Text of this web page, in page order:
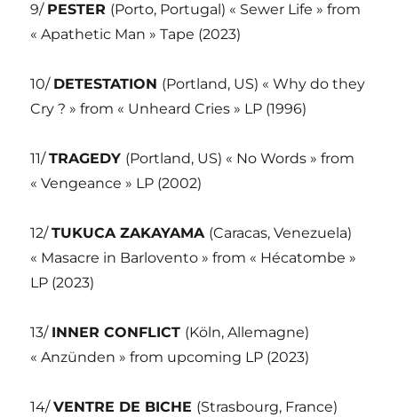
9/ PESTER (Porto, Portugal) « Sewer Life » from
« Apathetic Man » Tape (2023)
10/ DETESTATION (Portland, US) « Why do they
Cry ? » from « Unheard Cries » LP (1996)
11/TRAGEDY (Portland, US) « No Words » from
« Vengeance » LP (2002)
12/TUKUCA ZAKAYAMA (Caracas, Venezuela)
« Masacre in Barlovento » from « Hécatombe »
LP (2023)
13/ INNER CONFLICT (Köln, Allemagne)
« Anzünden » from upcoming LP (2023)
14/VENTRE DE BICHE (Strasbourg, France)